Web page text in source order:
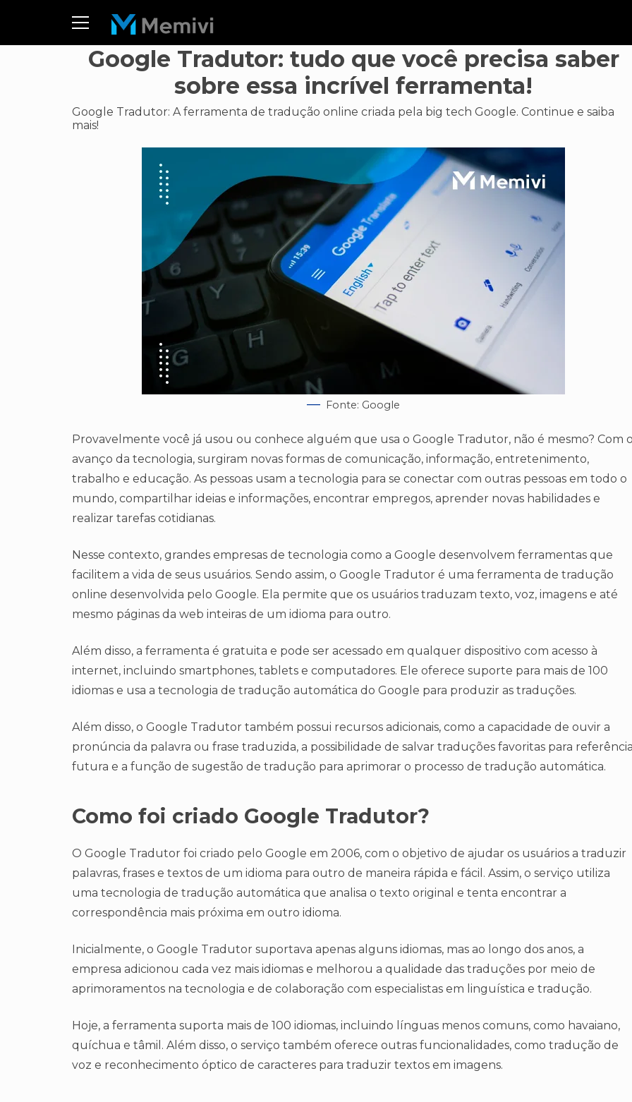
Google Tradutor: tudo que você precisa saber
sobre essa incrível ferramenta!
Google Tradutor: A ferramenta de tradução online criada pela big tech Google. Continue e saiba
mais!
Fonte: Google
Provavelmente você já usou ou conhece alguém que usa o Google Tradutor, não é mesmo? Com
avanço da tecnologia, surgiram novas formas de comunicação, informação, entretenimento,
trabalho e educação. As pessoas usam a tecnologia para se conectar com outras pessoas em todo o
mundo, compartilhar ideias e informações, encontrar empregos, aprender novas habilidades e
realizar tarefas cotidianas.
Nesse contexto, grandes empresas de tecnologia como a Google desenvolvem ferramentas que
facilitem a vida de seus usuários. Sendo assim, o Google Tradutor é uma ferramenta de tradução
online desenvolvida pelo Google. Ela permite que os usuários traduzam texto, voz, imagens e até
mesmo páginas da web inteiras de um idioma para outro.
Além disso, a ferramenta é gratuita e pode ser acessado em qualquer dispositivo com acesso à
internet, incluindo smartphones, tablets e computadores. Ele oferece suporte para mais de 100
idiomas e usa a tecnologia de tradução automática do Google para produzir as traduções.
Além disso, o Google Tradutor também possui recursos adicionais, como a capacidade de ouvir a
pronúncia da palavra ou frase traduzida, a possibilidade de salvar traduções favoritas para
futura e a função de sugestão de tradução para aprimorar o processo de tradução automática.
Como foi criado Google Tradutor?
O Google Tradutor foi criado pelo Google em 2006, com o objetivo de ajudar os usuários a traduzir
palavras, frases e textos de um idioma para outro de maneira rápida e fácil. Assim, o serviço utiliza
uma tecnologia de tradução automática que analisa o texto original e tenta encontrar a
correspondência mais próxima em outro idioma.
Inicialmente, o Google Tradutor suportava apenas alguns idiomas, mas ao longo dos anos, a
empresa adicionou cada vez mais idiomas e melhorou a qualidade das traduções por meio de
aprimoramentos na tecnologia e de colaboração com especialistas em linguística e tradução.
Hoje, a ferramenta suporta mais de 100 idiomas, incluindo línguas menos comuns, como havaiano,
quíchua e tâmil. Além disso, o serviço também oferece outras funcionalidades, como tradução de
voz e reconhecimento óptico de caracteres para traduzir textos em imagens.